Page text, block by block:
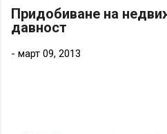
ЗА
Придобиване на
давност
- март 09, 2013